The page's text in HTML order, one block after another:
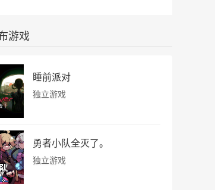
游戏
睡前派对
独立游戏
勇者小队全灭了。
独立游戏